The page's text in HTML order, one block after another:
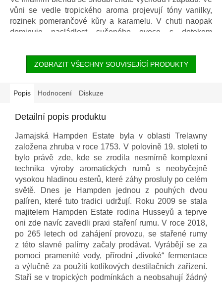
vůni se vedle tropického aroma projevují tóny vanilky,
rozinek pomerančové kůry a karamelu. V chuti naopak
dominuje nasládlost sušeného ovoce s dotekem
ZOBRAZIT VŠECHNY SOUVISEJÍCÍ PRODUKTY
Popis Hodnocení Diskuze
Detailní popis produktu
Jamajská Hampden Estate byla v oblasti Trelawny
založena zhruba v roce 1753. V polovině 19. století to
bylo právě zde, kde se zrodila nesmírně komplexní
technika výroby aromatických rumů s neobyčejně
vysokou hladinou esterů, které záhy prosluly po celém
světě. Dnes je Hampden jednou z pouhých dvou
palíren, které tuto tradici udržují. Roku 2009 se stala
majitelem Hampden Estate rodina Husseyů a teprve
oni zde navíc zavedli praxi staření rumu. V roce 2018,
po 265 letech od zahájení provozu, se stařené rumy
z této slavné palírny začaly prodávat. Vyrábějí se za
pomoci pramenité vody, přírodní „divoké“ fermentace
a výlučně za použití kotlíkových destilačních zařízení.
Staří se v tropických podmínkách a neobsahují žádný